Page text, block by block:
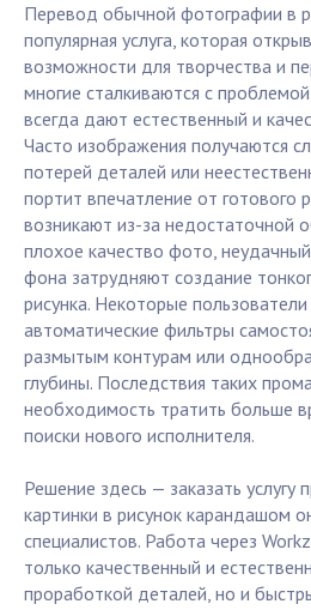
Перевод обычной фотографии в
популярная услуга, которая
возможности для творчества и
многие сталкиваются с
всегда дают естественный и
Часто изображения получаются
потерей деталей или
портит впечатление от готового
возникают из-за недостаточной
плохое качество фото,
фона затрудняют создание
рисунка. Некоторые
автоматические фильтры
размытым контурам или
глубины. Последствия таких
необходимость тратить больше
поиски нового исполнителя.
Решение здесь — заказать услугу
картинки в рисунок карандашом
специалистов. Работа через
только качественный и
проработкой деталей, но и